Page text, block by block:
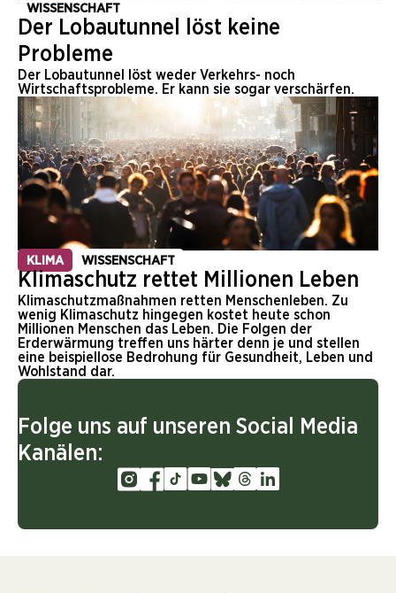
WISSENSCHAFT
Der Lobautunnel löst keine
Probleme
Der Lobautunnel löst weder Verkehrs- noch
Wirtschaftsprobleme. Er kann sie sogar verschärfen.
KLIMA WISSENSCHAFT
Klimaschutz rettet Millionen Leben
Klimaschutzmaßnahmen retten Menschenleben. Zu
wenig Klimaschutz hingegen kostet heute schon
Millionen Menschen das Leben. Die Folgen der
Erderwärmung treffen uns härter denn je und stellen
eine beispiellose Bedrohung für Gesundheit, Leben und
Wohlstand dar.
Folge uns auf unseren Social Media
Kanälen: